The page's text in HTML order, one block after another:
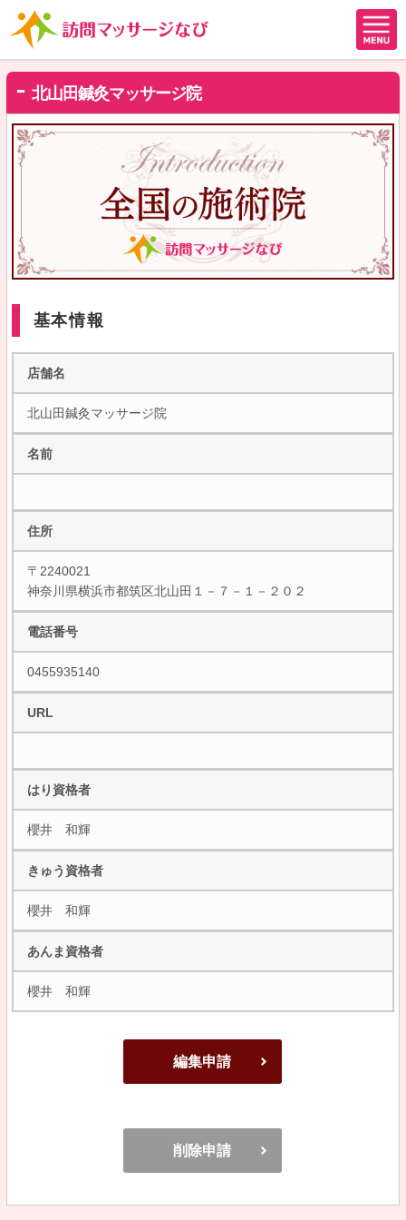
北山田鍼灸マッサージ院
基本情報
店舗名
北山田鍼灸マッサージ院
名前
住所
〒2240021
神奈川県横浜市都筑区北山田１－７－１－２０２
電話番号
0455935140
URL
はり資格者
櫻井 和輝
きゅう資格者
櫻井 和輝
あんま資格者
櫻井 和輝
編集申請
削除申請